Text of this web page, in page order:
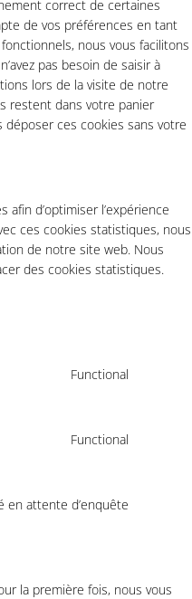
correct de certaines
de vos préférences en tant
nous vous facilitons
pas besoin de saisir à
lors de la visite de notre
restent dans votre panier
déposer ces cookies sans votre
d’optimiser l’expérience
ces cookies statistiques, nous
de notre site web. Nous
des cookies statistiques.
Functional
Functional
en attente d’enquête
la première fois, nous vous